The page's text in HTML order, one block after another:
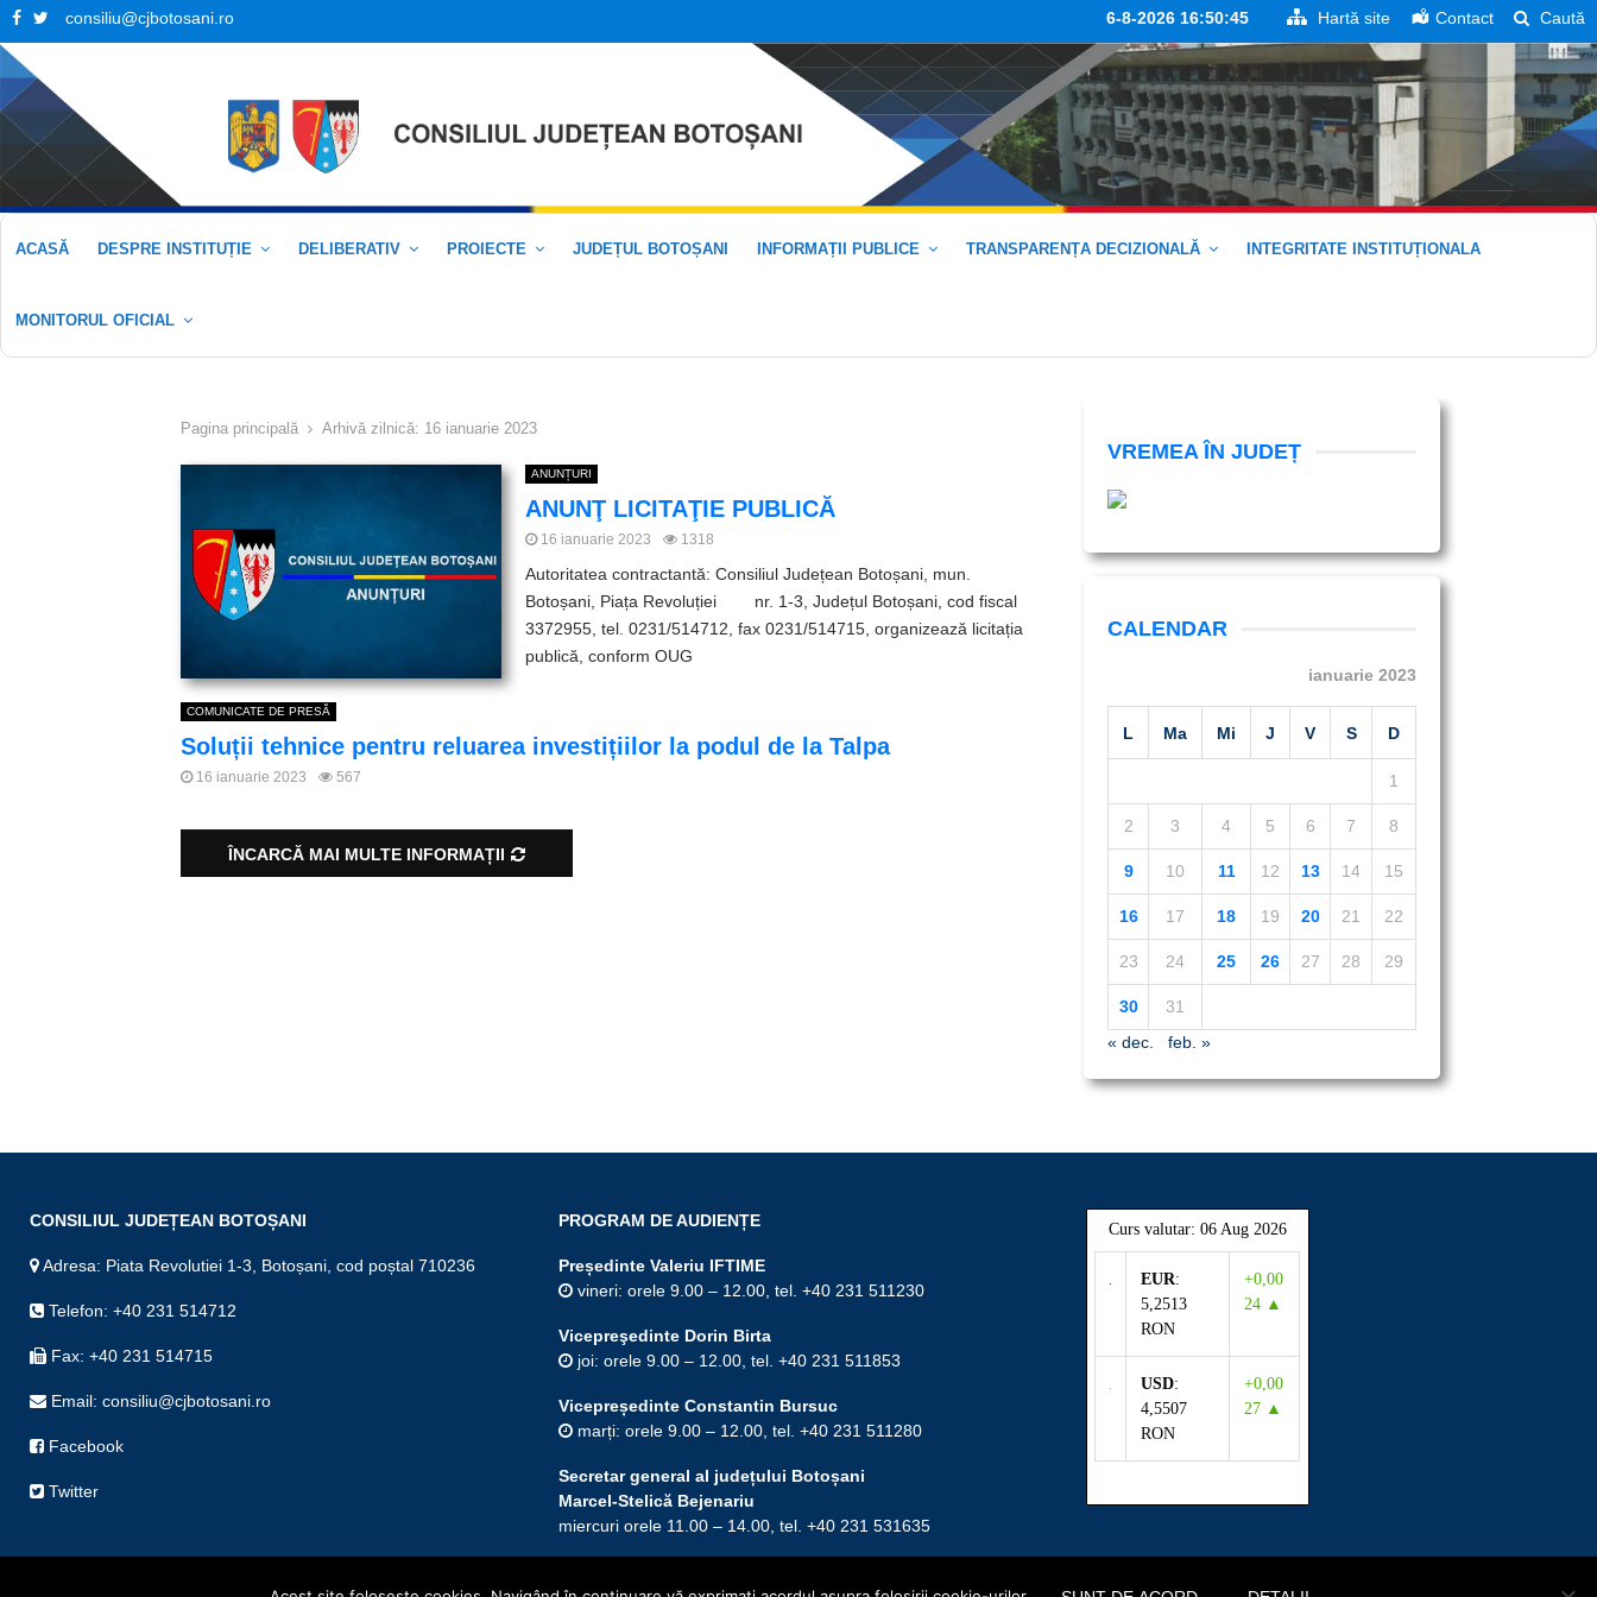
Facebook
Twitter
consiliu@cjbotosani.ro 6-8-2026 16:50:45 Hartă site Contact Caută
ACASĂ DESPRE INSTITUȚIE DELIBERATIV PROIECTE JUDEȚUL BOTOȘANI INFORMAȚII PUBLICE TRANSPARENȚA DECIZIONALĂ INTEGRITATE INSTITUȚIONALA
MONITORUL OFICIAL
Pagina principală Arhivă zilnică: 16 ianuarie 2023
ANUNȚURI
ANUNŢ LICITAŢIE PUBLICĂ
16 ianuarie 2023 1318
Autoritatea contractantă: Consiliul Județean Botoșani, mun.
Botoșani, Piața Revoluției nr. 1-3, Județul Botoșani, cod fiscal
3372955, tel. 0231/514712, fax 0231/514715, organizează licitația
publică, conform OUG
COMUNICATE DE PRESĂ
Soluții tehnice pentru reluarea investițiilor la podul de la Talpa
16 ianuarie 2023 567
ÎNCARCĂ MAI MULTE INFORMAȚII
VREMEA ÎN JUDEȚ
CALENDAR
ianuarie 2023
L Ma Mi J V S D
1
2 3 4 5 6 7 8
9 10 11 12 13 14 15
16 17 18 19 20 21 22
23 24 25 26 27 28 29
30
31
« dec.
feb. »
CONSILIUL JUDEȚEAN BOTOȘANI
Adresa: Piata Revolutiei 1-3, Botoșani, cod poștal 710236
Telefon: +40 231 514712
Fax: +40 231 514715
Email: consiliu@cjbotosani.ro
Facebook
Twitter
PROGRAM DE AUDIENȚE
Președinte Valeriu IFTIME
vineri: orele 9.00 – 12.00, tel. +40 231 511230
Vicepreşedinte Dorin Birta
joi: orele 9.00 – 12.00, tel. +40 231 511853
Vicepreședinte Constantin Bursuc
marți: orele 9.00 – 12.00, tel. +40 231 511280
Secretar general al județului Botoșani
Marcel-Stelică Bejenariu
miercuri orele 11.00 – 14.00, tel. +40 231 531635
Curs valutar: 06 Aug 2026
EUR:
5,2513
RON
+0,00
24 ▲
USD:
4,5507
RON
+0,00
27 ▲